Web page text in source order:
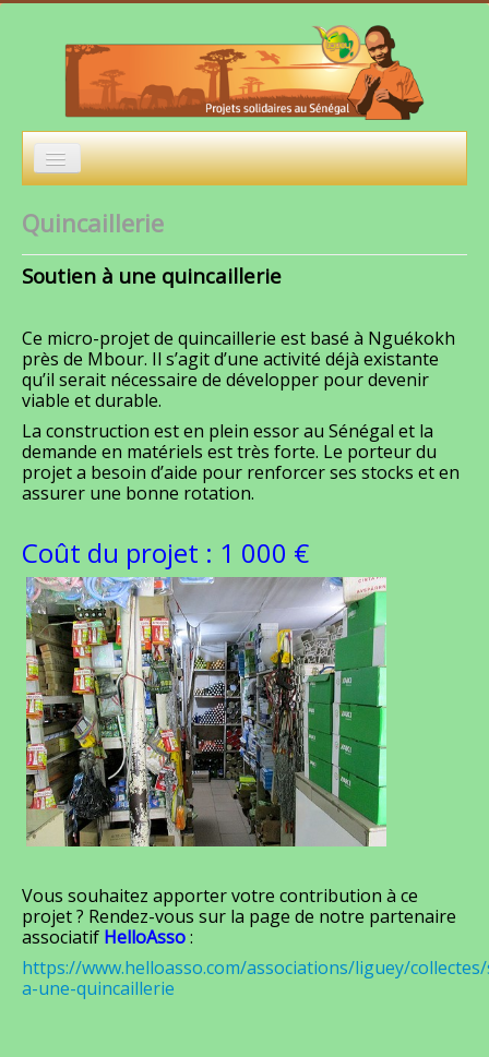
Actions
Evènements
Projets à financer
Nous contacter
Privé
Quincaillerie
Soutien à une quincaillerie
Ce micro-projet de quincaillerie est basé à Nguékokh
près de Mbour. Il s’agit d’une activité déjà existante
qu’il serait nécessaire de développer pour devenir
viable et durable.
La construction est en plein essor au Sénégal et la
demande en matériels est très forte. Le porteur du
projet a besoin d’aide pour renforcer ses stocks et en
assurer une bonne rotation.
Coût du projet : 1 000 €
Vous souhaitez apporter votre contribution à ce
projet ? Rendez-vous sur la page de notre partenaire
associatif HelloAsso:
https://www.helloasso.com/associations/liguey/
a-une-quincaillerie